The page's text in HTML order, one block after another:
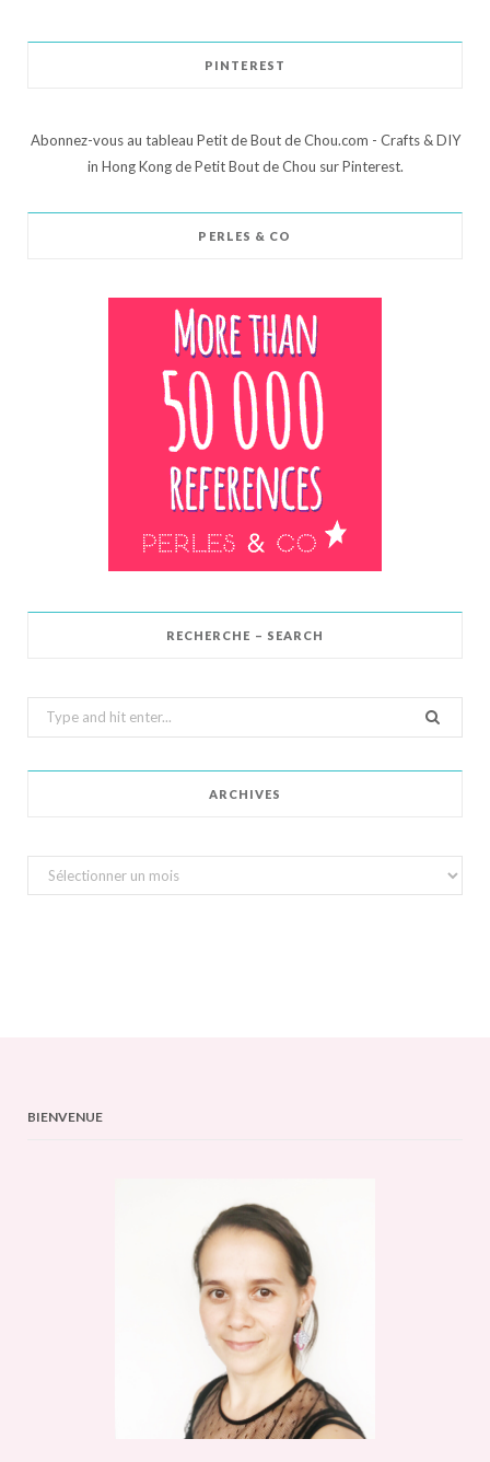
PINTEREST
Abonnez-vous au tableau Petit de Bout de Chou.com - Crafts & DIY
in Hong Kong de Petit Bout de Chou sur Pinterest.
PERLES & CO
RECHERCHE – SEARCH
Search
for:
ARCHIVES
Archives
BIENVENUE